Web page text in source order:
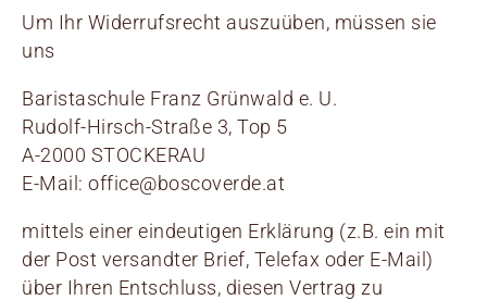
Um Ihr Widerrufsrecht auszuüben, müssen sie
uns
Baristaschule Franz Grünwald e. U.
Rudolf-Hirsch-Straße 3, Top 5
A-2000 STOCKERAU
E-Mail: office@boscoverde.at
mittels einer eindeutigen Erklärung (z.B. ein mit
der Post versandter Brief, Telefax oder E-Mail)
über Ihren Entschluss, diesen Vertrag zu